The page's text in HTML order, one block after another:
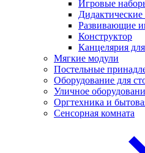
Игровые
Развивающие
Конструктор
Канцелярия
Мягкие модули
Постельные
Оборудование для
Уличное
Оргтехника и
Сенсорная комната